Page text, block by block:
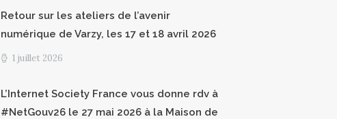
Retour sur les ateliers de l’avenir
numérique de Varzy, les 17 et 18 avril 2026
1 juillet 2026
L’Internet Society France vous donne rdv à
#NetGouv26 le 27 mai 2026 à la Maison de